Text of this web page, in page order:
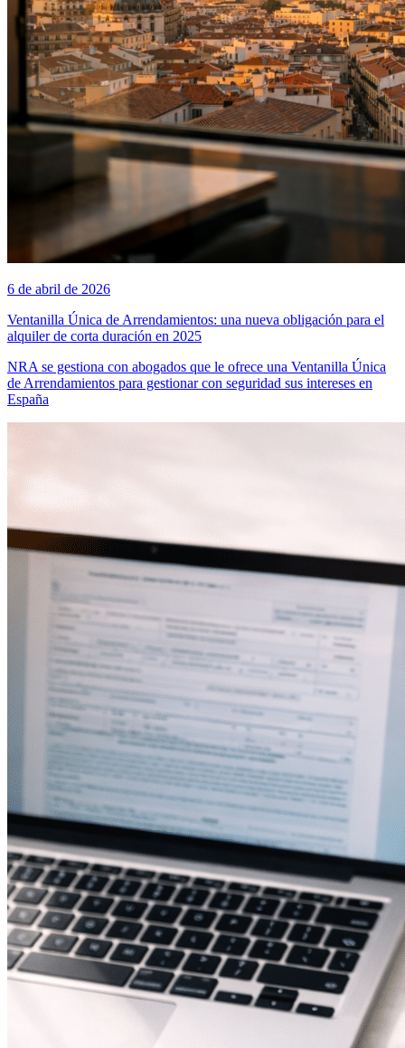
6 de abril de 2026
Ventanilla Única de Arrendamientos: una nueva obligación para el
alquiler de corta duración en 2025
NRA se gestiona con abogados que le ofrece una Ventanilla Única
de Arrendamientos para gestionar con seguridad sus intereses en
España